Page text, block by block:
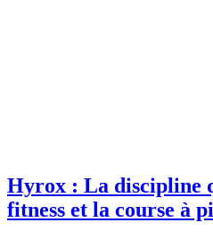
Hyrox : La discipline
fitness et la course à